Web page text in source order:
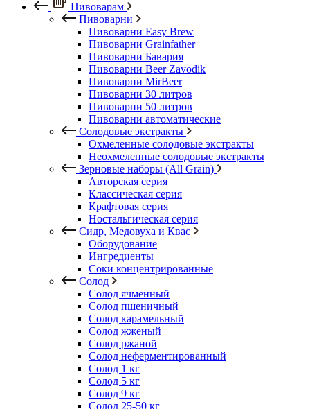
Пивоварам
Пивоварни
Пивоварни Easy Brew
Пивоварни Grainfather
Пивоварни Бавария
Пивоварни Beer Zavodik
Пивоварни MirBeer
Пивоварни 30 литров
Пивоварни 50 литров
Пивоварни автоматические
Солодовые экстракты
Охмеленные солодовые экстракты
Неохмеленные солодовые экстракты
Зерновые наборы (All Grain)
Авторская серия
Классическая серия
Крафтовая серия
Ностальгическая серия
Сидр, Медовуха и Квас
Оборудование
Ингредиенты
Соки концентрированные
Солод
Солод ячменный
Солод пшеничный
Солод карамельный
Солод жженый
Солод ржаной
Солод неферментированный
Солод 1 кг
Солод 5 кг
Солод 9 кг
Солод 25-50 кг